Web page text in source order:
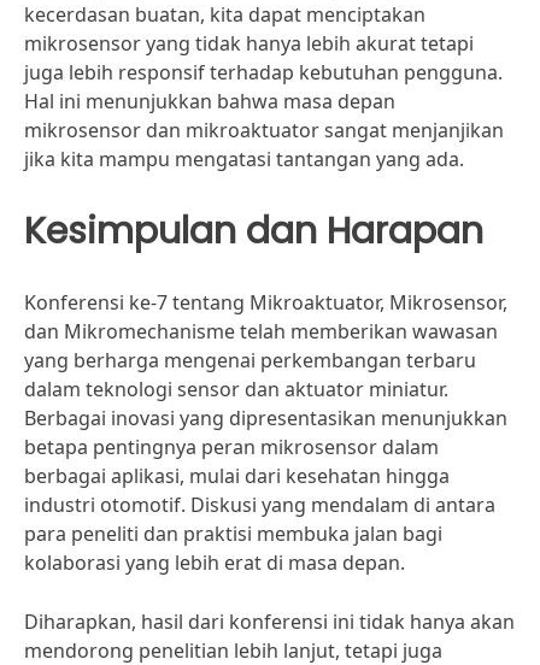
kecerdasan buatan, kita dapat menciptakan
mikrosensor yang tidak hanya lebih akurat tetapi
juga lebih responsif terhadap kebutuhan pengguna.
Hal ini menunjukkan bahwa masa depan
mikrosensor dan mikroaktuator sangat menjanjikan
jika kita mampu mengatasi tantangan yang ada.
Kesimpulan dan Harapan
Konferensi ke-7 tentang Mikroaktuator, Mikrosensor,
dan Mikromechanisme telah memberikan wawasan
yang berharga mengenai perkembangan terbaru
dalam teknologi sensor dan aktuator miniatur.
Berbagai inovasi yang dipresentasikan menunjukkan
betapa pentingnya peran mikrosensor dalam
berbagai aplikasi, mulai dari kesehatan hingga
industri otomotif. Diskusi yang mendalam di antara
para peneliti dan praktisi membuka jalan bagi
kolaborasi yang lebih erat di masa depan.
Diharapkan, hasil dari konferensi ini tidak hanya akan
mendorong penelitian lebih lanjut, tetapi juga